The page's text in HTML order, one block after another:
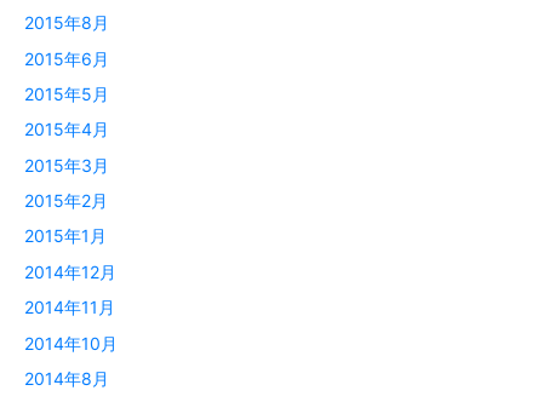
2015年8月
2015年6月
2015年5月
2015年4月
2015年3月
2015年2月
2015年1月
2014年12月
2014年11月
2014年10月
2014年8月